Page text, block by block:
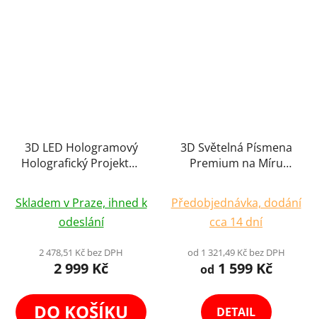
3D LED Hologramový
Holografický Projektor
Reklamní Poutač Fan
hodnocení
produktu
je
4,5
5
Skladem v Praze, ihned k
odeslání
2 478,51 Kč bez DPH
2 999 Kč
DO KOŠÍKU
3D Světelná Písmena
Premium na Míru
Reklama Logo LED
Světelný Branding
Vnitřní/Venkovní 1ks
Předobjednávka, dodání
cca 14 dní
od 1 321,49 Kč bez DPH
od 1 599 Kč
DETAIL